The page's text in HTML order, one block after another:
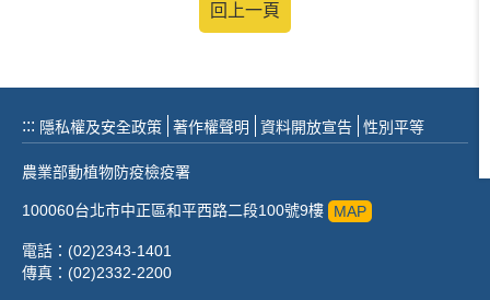
回上一頁
::: 隱私權及安全政策 著作權聲明 資料開放宣告 性別平等
農業部動植物防疫檢疫署
100060台北市中正區和平西路二段100號9樓 MAP
電話：(02)2343-1401
傳真：(02)2332-2200